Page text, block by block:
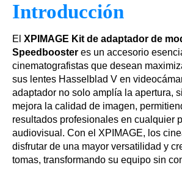
Introducción
El XPIMAGE Kit de adaptador de
Speedbooster es un accesorio
cinematografistas que desean
sus lentes Hasselblad V en
adaptador no solo amplía la apertura,
mejora la calidad de imagen,
resultados profesionales en cualquier
audiovisual. Con el XPIMAGE, los
disfrutar de una mayor versatilidad y
tomas, transformando su equipo sin